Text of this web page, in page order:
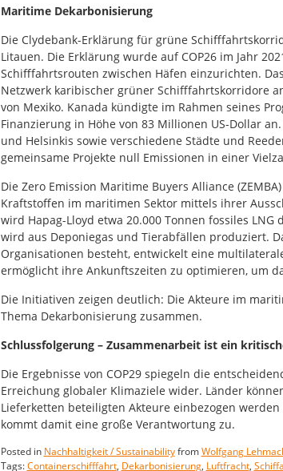
Maritime Dekarbonisierung
Die Clydebank-Erklärung für grüne
Litauen. Die Erklärung wurde auf COP26 im Jahr
Schifffahrtsrouten zwischen Häfen einzurichten.
Netzwerk karibischer grüner Schifffahrtskorridore
von Mexiko. Kanada kündigte im Rahmen seines
Finanzierung in Höhe von 83 Millionen US-Dollar
und Helsinkis sowie verschiedene Städte und
gemeinsame Projekte null Emissionen in einer
Die Zero Emission Maritime Buyers Alliance
Kraftstoffen im maritimen Sektor mittels ihrer
wird Hapag-Lloyd etwa 20.000 Tonnen fossiles
wird aus Deponiegas und Tierabfällen produziert.
Organisationen besteht, entwickelt eine
ermöglicht ihre Ankunftszeiten zu optimieren, um
Die Initiativen zeigen deutlich: Die Akteure im
Thema Dekarbonisierung zusammen.
Schlussfolgerung – Zusammenarbeit ist ein
Die Ergebnisse von COP29 spiegeln die
Erreichung globaler Klimaziele wider. Länder
Lieferketten beteiligten Akteure einbezogen
kommt damit eine große Verantwortung zu.
Posted in Nachhaltigkeit / SustainabilityfromWolfgang
Tags:Containerschifffahrt, Dekarbonisierung, Luftfracht,